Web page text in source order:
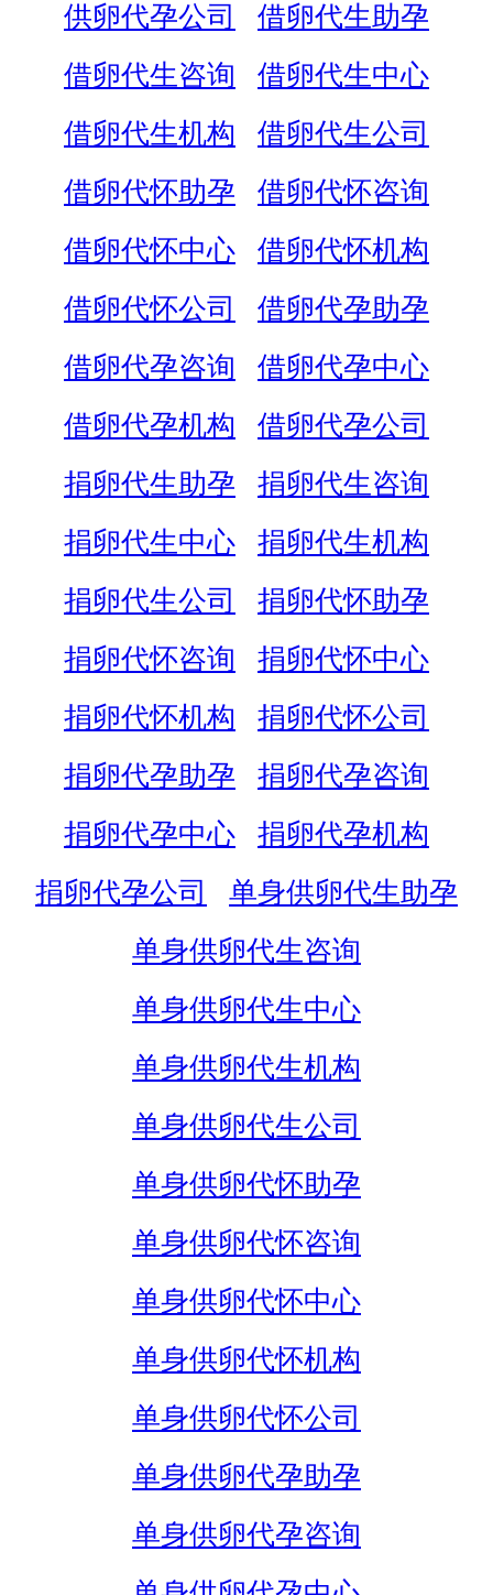
供卵代孕公司
借卵代生助孕
借卵代生咨询
借卵代生中心
借卵代生机构
借卵代生公司
借卵代怀助孕
借卵代怀咨询
借卵代怀中心
借卵代怀机构
借卵代怀公司
借卵代孕助孕
借卵代孕咨询
借卵代孕中心
借卵代孕机构
借卵代孕公司
捐卵代生助孕
捐卵代生咨询
捐卵代生中心
捐卵代生机构
捐卵代生公司
捐卵代怀助孕
捐卵代怀咨询
捐卵代怀中心
捐卵代怀机构
捐卵代怀公司
捐卵代孕助孕
捐卵代孕咨询
捐卵代孕中心
捐卵代孕机构
捐卵代孕公司
单身供卵代生助孕
单身供卵代生咨询
单身供卵代生中心
单身供卵代生机构
单身供卵代生公司
单身供卵代怀助孕
单身供卵代怀咨询
单身供卵代怀中心
单身供卵代怀机构
单身供卵代怀公司
单身供卵代孕助孕
单身供卵代孕咨询